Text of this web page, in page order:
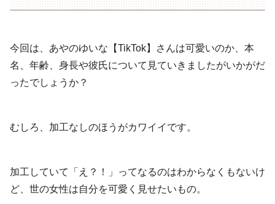
今回は、あやのゆいな【TikTok】さんは可愛いのか、本
名、年齢、身長や彼氏について見ていきましたがいかがだ
ったでしょうか？
むしろ、加工なしのほうがカワイイです。
加工していて「え？！」ってなるのはわからなくもないけ
ど、世の女性は自分を可愛く見せたいもの。